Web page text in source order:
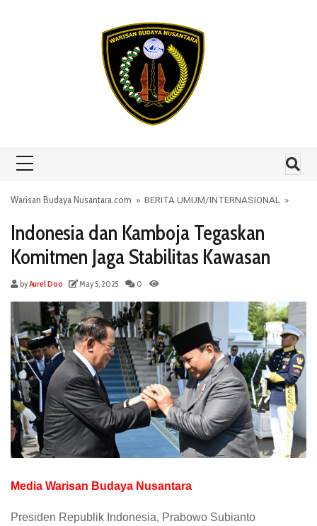
Warisan Budaya Nusantara.com » BERITA UMUM/INTERNASIONAL »
Indonesia dan Kamboja Tegaskan
Komitmen Jaga Stabilitas Kawasan
byAurel Doo May 5, 2025 0
Media Warisan Budaya Nusantara
Presiden Republik Indonesia, Prabowo Subianto